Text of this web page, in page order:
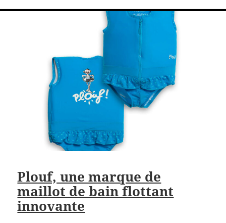
Plouf, une marque de
maillot de bain flottant
innovante